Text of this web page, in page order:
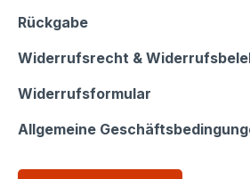
Rückgabe
Widerrufsrecht &
Widerrufsformular
Allgemeine